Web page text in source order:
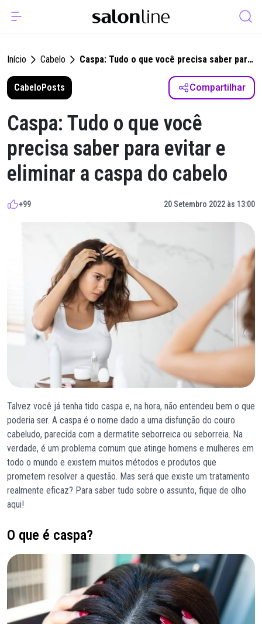
Início Cabelo
Caspa: Tudo o que você precisa saber para
evitar e eliminar a caspa do cabelo
CabeloPosts Compartilhar
Caspa: Tudo o que você
precisa saber para evitar e
eliminar a caspa do cabelo
+99 20 Setembro 2022 às 13:00
Talvez você já tenha tido caspa e, na hora, não entendeu bem o que
poderia ser. A caspa é o nome dado a uma disfunção do couro
cabeludo, parecida com a dermatite seborreica ou seborreia. Na
verdade, é um problema comum que atinge homens e mulheres em
todo o mundo e existem muitos métodos e produtos que
prometem resolver a questão. Mas será que existe um tratamento
realmente eficaz? Para saber tudo sobre o assunto, fique de olho
aqui!
O que é caspa?